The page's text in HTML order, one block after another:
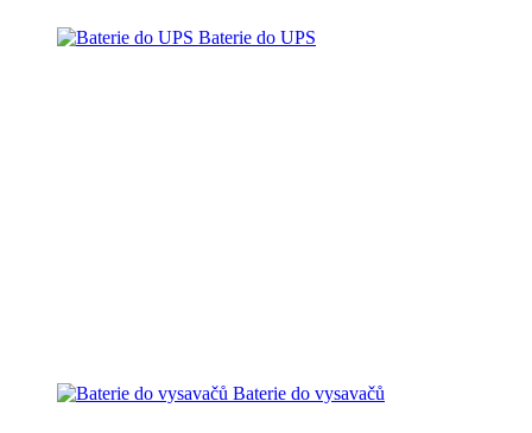
Baterie do UPS
Baterie do vysavačů